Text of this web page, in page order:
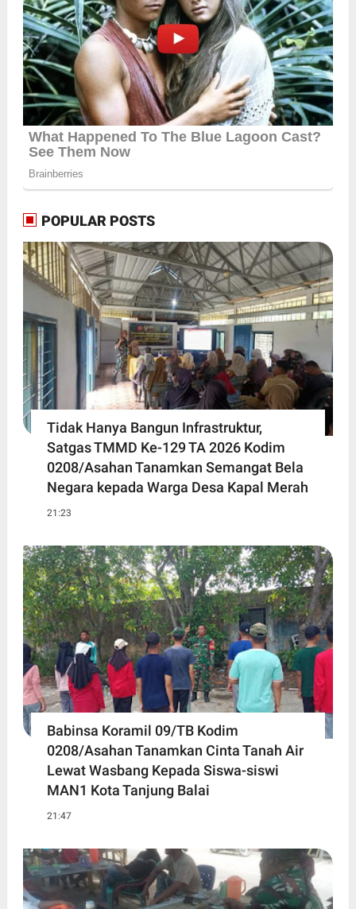
POPULAR POSTS
Tidak Hanya Bangun Infrastruktur,
Satgas TMMD Ke-129 TA 2026 Kodim
0208/Asahan Tanamkan Semangat Bela
Negara kepada Warga Desa Kapal Merah
21:23
Babinsa Koramil 09/TB Kodim
0208/Asahan Tanamkan Cinta Tanah Air
Lewat Wasbang Kepada Siswa-siswi
MAN1 Kota Tanjung Balai
21:47